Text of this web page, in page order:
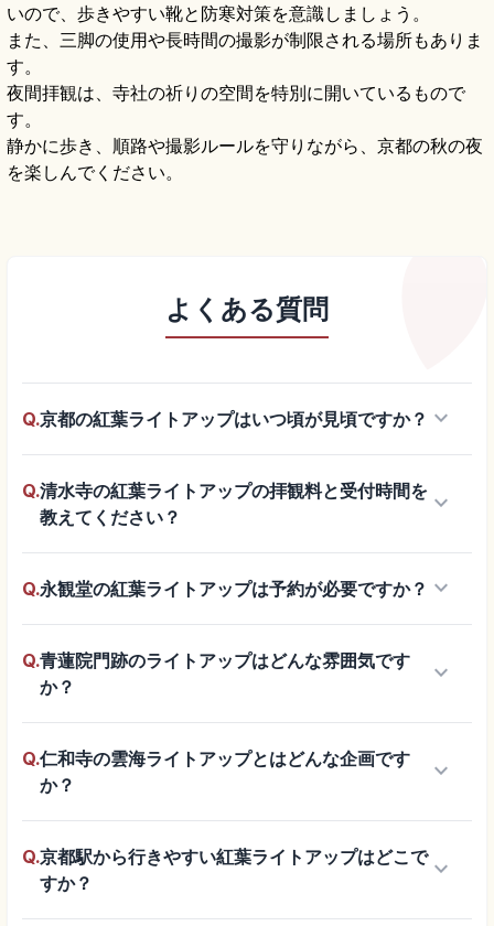
いので、歩きやすい靴と防寒対策を意識しましょう。
また、三脚の使用や長時間の撮影が制限される場所もありま
す。
夜間拝観は、寺社の祈りの空間を特別に開いているもので
す。
静かに歩き、順路や撮影ルールを守りながら、京都の秋の夜
を楽しんでください。
よくある質問
Q.京都の紅葉ライトアップはいつ頃が見頃ですか？ keyboard_arrow_down
Q.清水寺の紅葉ライトアップの拝観料と受付時間を
教えてください？
keyboard_arrow_down
Q.永観堂の紅葉ライトアップは予約が必要ですか？ keyboard_arrow_down
Q.青蓮院門跡のライトアップはどんな雰囲気です
か？
keyboard_arrow_down
Q.仁和寺の雲海ライトアップとはどんな企画です
か？
keyboard_arrow_down
Q.京都駅から行きやすい紅葉ライトアップはどこで
すか？
keyboard_arrow_down